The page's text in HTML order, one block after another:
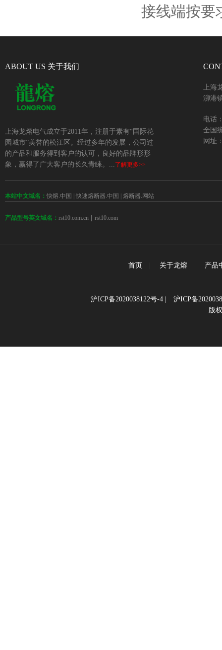
接线端按要
ABOUT US 关于我们
上海龙熔电气成立于2011年，注册于素有“国际花
园城市”美誉的松江区。经过多年的发展，公司过
的产品和服务得到客户的认可，良好的品牌形形
象，赢得了广大客户的长久青睐。...了解更多>>
上海
泖港
电话
全国
网址
本站中文域名： 快熔.中国 快速熔断器.中国 熔断器.网站
产品型号英文域名： rst10.com.cn | rst10.com
首页 关于龙熔 产品
沪ICP备2020038122号-4| 沪ICP备
版